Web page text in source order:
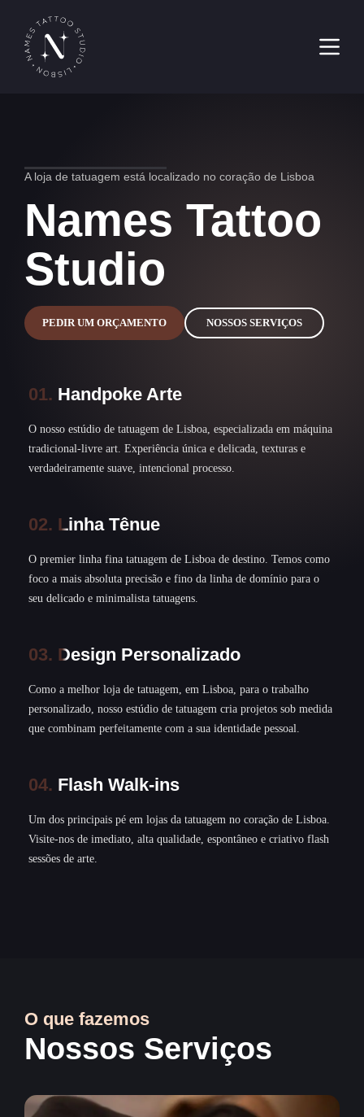
conteúdo
A loja de tatuagem está localizado no coração de Lisboa
Names Tattoo
Studio
PEDIR UM ORÇAMENTO NOSSOS SERVIÇOS
01. Handpoke Arte
O nosso estúdio de tatuagem de Lisboa, especializada em máquina
tradicional-livre art. Experiência única e delicada, texturas e
verdadeiramente suave, intencional processo.
02. Linha Tênue
O premier linha fina tatuagem de Lisboa de destino. Temos como
foco a mais absoluta precisão e fino da linha de domínio para o
seu delicado e minimalista tatuagens.
03. Design Personalizado
Como a melhor loja de tatuagem, em Lisboa, para o trabalho
personalizado, nosso estúdio de tatuagem cria projetos sob medida
que combinam perfeitamente com a sua identidade pessoal.
04. Flash Walk-ins
Um dos principais pé em lojas da tatuagem no coração de Lisboa.
Visite-nos de imediato, alta qualidade, espontâneo e criativo flash
sessões de arte.
Nossos Serviços
O que fazemos